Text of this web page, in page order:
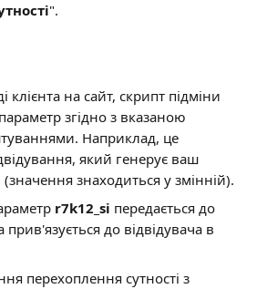
".
клієнта на сайт, скрипт підміни
згідно з вказаною
Наприклад, це
який генерує ваш
(значення знаходиться у змінній).
r7k12_si передається до
прив'язується до відвідувача в
перехоплення сутності з